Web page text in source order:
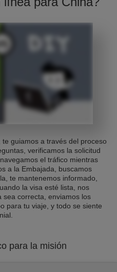
guiamos a través del proceso
verificamos la solicitud
el tráfico mientras
a la Embajada, buscamos
te mantenemos informado,
la visa esté lista, nos
sea correcta, enviamos los
para tu viaje, y todo se siente
para la misión